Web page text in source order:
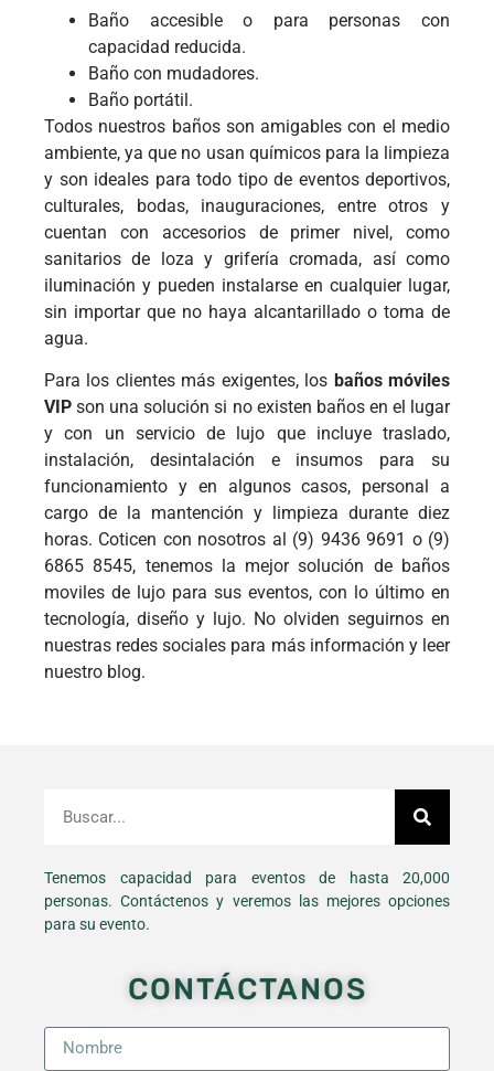
Baño accesible o para personas con
capacidad reducida.
Baño con mudadores.
Baño portátil.
Todos nuestros baños son amigables con el medio
ambiente, ya que no usan químicos para la limpieza
y son ideales para todo tipo de eventos deportivos,
culturales, bodas, inauguraciones, entre otros y
cuentan con accesorios de primer nivel, como
sanitarios de loza y grifería cromada, así como
iluminación y pueden instalarse en cualquier lugar,
sin importar que no haya alcantarillado o toma de
agua.
Para los clientes más exigentes, los baños móviles
VIPson una solución si no existen baños en el lugar
y con un servicio de lujo que incluye traslado,
instalación, desintalación e insumos para su
funcionamiento y en algunos casos, personal a
cargo de la mantención y limpieza durante diez
horas. Coticen con nosotros al (9) 9436 9691 o (9)
6865 8545, tenemos la mejor solución de baños
moviles de lujo para sus eventos, con lo último en
tecnología, diseño y lujo. No olviden seguirnos en
nuestras redes sociales para más información y leer
nuestro blog.
Tenemos capacidad para eventos de hasta 20,000
personas. Contáctenos y veremos las mejores opciones
para su evento.
CONTÁCTANOS